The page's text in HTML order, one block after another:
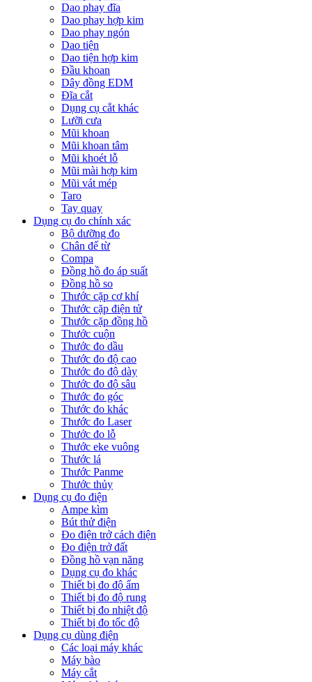
Dao phay đĩa
Dao phay hợp kim
Dao phay ngón
Dao tiện
Dao tiện hợp kim
Đầu khoan
Dây đồng EDM
Đĩa cắt
Dụng cụ cắt khác
Lưỡi cưa
Mũi khoan
Mũi khoan tâm
Mũi khoét lỗ
Mũi mài hợp kim
Mũi vát mép
Taro
Tay quay
Dụng cụ đo chính xác
Bộ dưỡng đo
Chân đế từ
Compa
Đồng hồ đo áp suất
Đồng hồ so
Thước cặp cơ khí
Thước cặp điện tử
Thước cặp đồng hồ
Thước cuộn
Thước đo dầu
Thước đo độ cao
Thước đo độ dày
Thước đo độ sâu
Thước đo góc
Thước đo khác
Thước đo Laser
Thước đo lỗ
Thước eke vuông
Thước lá
Thước Panme
Thước thủy
Dụng cụ đo điện
Ampe kìm
Bút thử điện
Đo điện trở cách điện
Đo điện trở đất
Đồng hồ vạn năng
Dụng cụ đo khác
Thiết bị đo độ ẩm
Thiết bị đo độ rung
Thiết bị đo nhiệt độ
Thiết bị đo tốc độ
Dụng cụ dùng điện
Các loại máy khác
Máy bào
Máy cắt